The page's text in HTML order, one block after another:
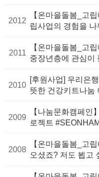
2012
【온마을돌봄_고
립사업의 경험을
2011
【온마을돌봄_고
중장년층에 관심이
2010
[후원사업] 우리은
뜻한 건강키트나눔
2009
【나눔문화캠페인
로젝트
2008
【온마을돌봄_고
오셨죠? 저도 뵙고